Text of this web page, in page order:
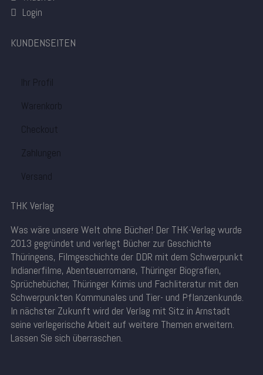
Login
KUNDENSEITEN
Ihr Profil
Warenkorb
Checkout
Zahlungen
Versand
THK Verlag
Was wäre unsere Welt ohne Bücher! Der THK-Verlag wurde
2013 gegründet und verlegt Bücher zur Geschichte
Thüringens, Filmgeschichte der DDR mit dem Schwerpunkt
Indianerfilme, Abenteuerromane, Thüringer Biografien,
Sprüchebücher, Thüringer Krimis und Fachliteratur mit den
Schwerpunkten Kommunales und Tier- und Pflanzenkunde.
In nächster Zukunft wird der Verlag mit Sitz in Arnstadt
seine verlegerische Arbeit auf weitere Themen erweitern.
Lassen Sie sich überraschen.